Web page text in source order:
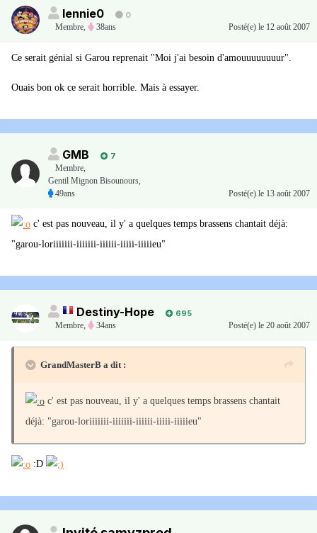
lennie0
0
Membre, 38ans Posté(e) le 12 août 2007
Ce serait génial si Garou reprenait "Moi j'ai besoin d'amouuuuuuuur".
Ouais bon ok ce serait horrible. Mais à essayer.
GMB
7
Membre,
Gentil Mignon Bisounours,
49ans
Posté(e) le 13 août 2007
c' est pas nouveau, il y' a quelques temps brassens chantait déjà:
"garou-loriiiiiii-iiiiiii-iiiiii-iiiii-iiiiieu"
Destiny-Hope
695
Membre, 34ans Posté(e) le 20 août 2007
GrandMasterB a dit :
c' est pas nouveau, il y' a quelques temps brassens chantait
déjà: "garou-loriiiiiii-iiiiiii-iiiiii-iiiii-iiiiieu"
:D